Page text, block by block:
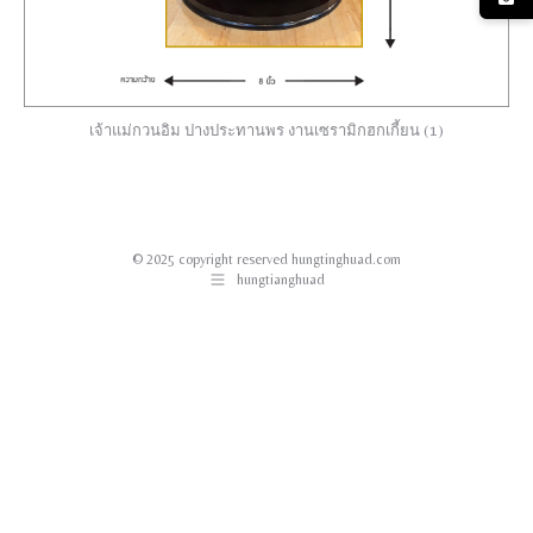
เจ้าแม่กวนอิม ปางประทานพร งานเซรามิกฮกเกี้ยน (1)
© 2025 copyright reserved hungtinghuad.com
hungtianghuad